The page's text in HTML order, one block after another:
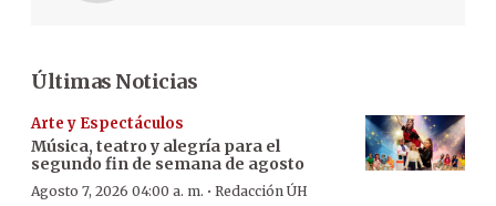
Últimas Noticias
Arte y Espectáculos
Música, teatro y alegría para el
segundo fin de semana de agosto
Agosto 7, 2026 04:00 a. m. · Redacción ÚH